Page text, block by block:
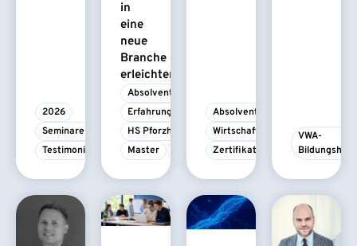
2026
Seminare
Testimonial
in
eine
neue
Branche
erleichtert
Absolvent/-in
Erfahrungsbericht
HS Pforzheim
Master
Absolvent/-in
Wirtschaftspsychologie
Zertifikatskurs
VWA-
Bildungshaus